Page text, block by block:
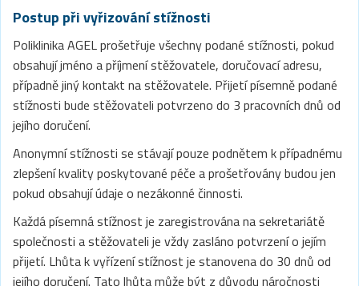
Postup při vyřizování stížnosti
Poliklinika AGEL prošetřuje všechny podané stížnosti, pokud
obsahují jméno a příjmení stěžovatele, doručovací adresu,
případně jiný kontakt na stěžovatele. Přijetí písemně podané
stížnosti bude stěžovateli potvrzeno do 3 pracovních dnů od
jejího doručení.
Anonymní stížnosti se stávají pouze podnětem k případnému
zlepšení kvality poskytované péče a prošetřovány budou jen
pokud obsahují údaje o nezákonné činnosti.
Každá písemná stížnost je zaregistrována na sekretariátě
společnosti a stěžovateli je vždy zasláno potvrzení o jejím
přijetí. Lhůta k vyřízení stížnost je stanovena do 30 dnů od
jejího doručení. Tato lhůta může být z důvodu náročnosti